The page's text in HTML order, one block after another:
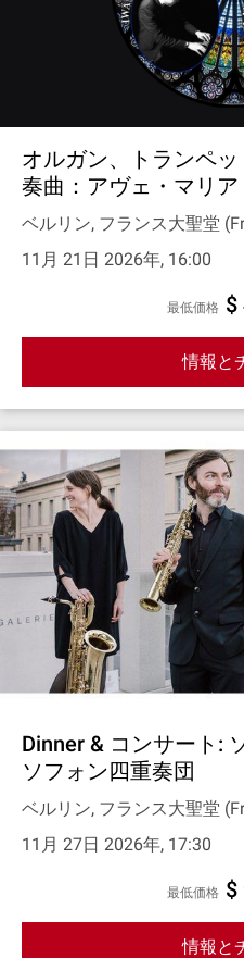
オルガン、トランペ
奏曲：アヴェ・マリア
ベルリン, フランス大聖堂
11月 21日 2026年, 16:00
最低価格 $
情報と
Dinner & コンサート:
ソフォン四重奏団
ベルリン, フランス大聖堂
11月 27日 2026年, 17:30
最低価格 $
情報と